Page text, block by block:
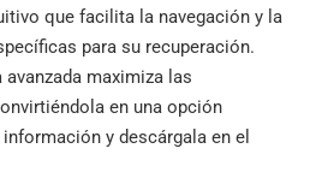
que facilita la navegación y la
para su recuperación.
maximiza las
en una opción
y descárgala en el